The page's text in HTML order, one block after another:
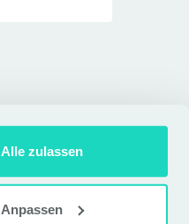
Alle zulassen
Anpassen